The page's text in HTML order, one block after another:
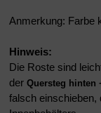
Anmerkung: Farbe
Hinweis:
Die Roste sind
der Quersteg hinten
falsch einschieben,